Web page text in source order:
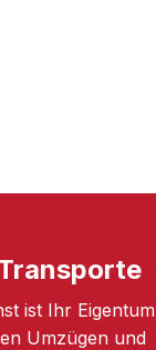
ist Ihr Eigentum
Umzügen und